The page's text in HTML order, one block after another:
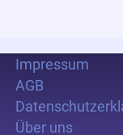
Impressum
AGB
Über uns